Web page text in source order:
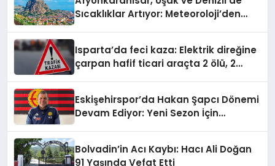
Sıcaklıklar Artıyor: Meteoroloji’den
Isparta’da feci kaza: Elektrik direğine
çarpan hafif ticari araçta 2 ölü, 2
Eskişehirspor’da Hakan Şapcı Dönemi
Devam Ediyor: Yeni Sezon İçin
Bolvadin’in Acı Kaybı: Hacı Ali Doğan
91 Yaşında Vefat Etti